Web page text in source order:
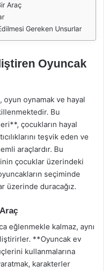
Araç
Gereken Unsurlar
Oyuncak
oyun oynamak ve hayal
Bu
çocukların hayal
teşvik eden ve
araçlardır. Bu
çocuklar üzerindeki
seçiminde
üzerinde duracağız.
eğlenmekle kalmaz, aynı
**Oyuncak ev
kullanmalarına
karakterler